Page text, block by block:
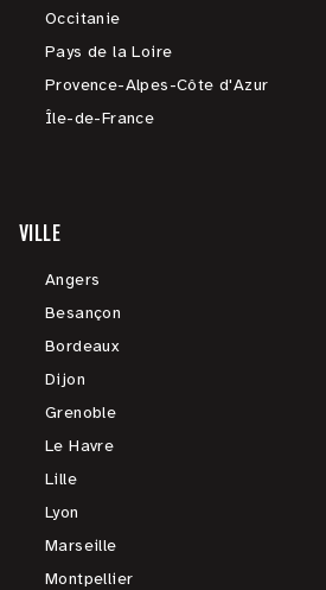
Occitanie
Pays de la Loire
Provence-Alpes-Côte d'Azur
Île-de-France
VILLE
Angers
Besançon
Bordeaux
Dijon
Grenoble
Le Havre
Lille
Lyon
Marseille
Montpellier